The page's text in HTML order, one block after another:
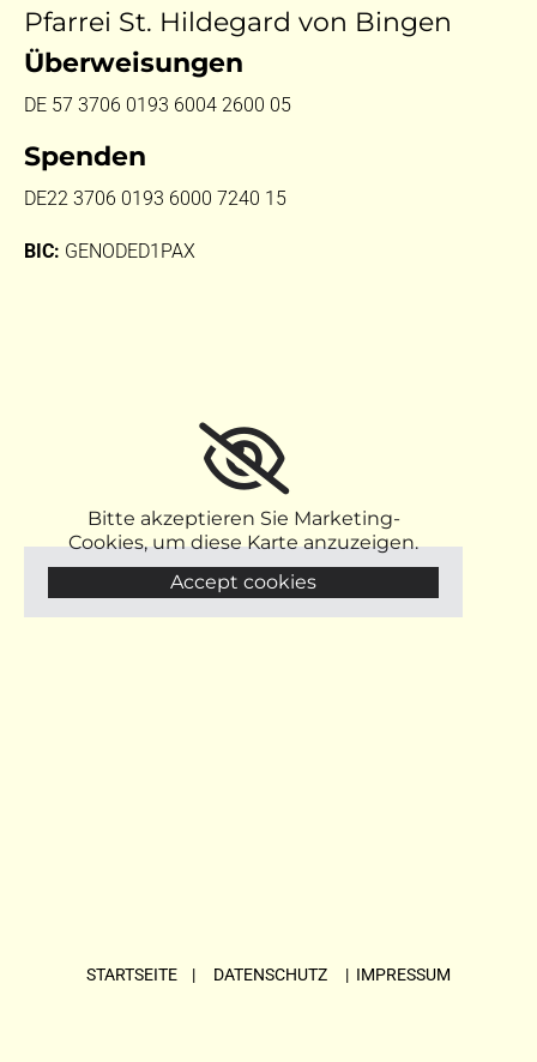
Pfarrei St. Hildegard von Bingen
Überweisungen
DE 57 3706 0193 6004 2600 05
Spenden
DE22 3706 0193 6000 7240 15
BIC: GENODED1PAX
Bitte akzeptieren Sie Marketing-
Cookies, um diese Karte anzuzeigen.
Accept cookies
STARTSEITE | DATENSCHUTZ | IMPRESSUM